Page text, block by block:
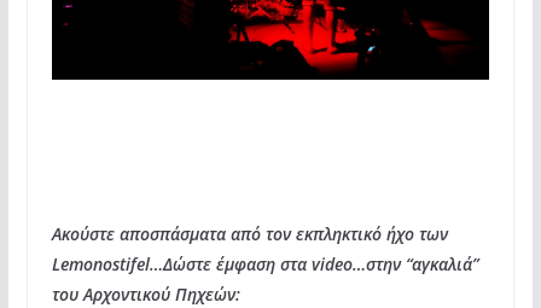
Ακούστε αποσπάσματα από τον εκπληκτικό ήχο των
Lemonostifel…Δώστε έμφαση στα video…στην “αγκαλιά”
του Αρχοντικού Πηχεών: